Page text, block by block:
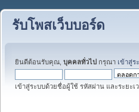
รับโพสเว็บบอร์ด
ยินดีต้อนรับคุณ, บุคคลทั่วไป กรุณา เข้าสู่ร
เข้าสู่ระบบด้วยชื่อผู้ใช้ รหัสผ่าน และระยะเ